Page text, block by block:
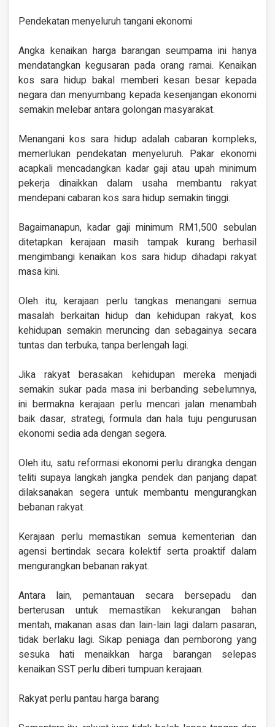
Pendekatan menyeluruh tangani ekonomi
Angka kenaikan harga barangan seumpama ini hanya
mendatangkan kegusaran pada orang ramai. Kenaikan
kos sara hidup bakal memberi kesan besar kepada
negara dan menyumbang kepada kesenjangan ekonomi
semakin melebar antara golongan masyarakat.
Menangani kos sara hidup adalah cabaran kompleks,
memerlukan pendekatan menyeluruh. Pakar ekonomi
acapkali mencadangkan kadar gaji atau upah minimum
pekerja dinaikkan dalam usaha membantu rakyat
mendepani cabaran kos sara hidup semakin tinggi.
Bagaimanapun, kadar gaji minimum RM1,500 sebulan
ditetapkan kerajaan masih tampak kurang berhasil
mengimbangi kenaikan kos sara hidup dihadapi rakyat
masa kini.
Oleh itu, kerajaan perlu tangkas menangani semua
masalah berkaitan hidup dan kehidupan rakyat, kos
kehidupan semakin meruncing dan sebagainya secara
tuntas dan terbuka, tanpa berlengah lagi.
Jika rakyat berasakan kehidupan mereka menjadi
semakin sukar pada masa ini berbanding sebelumnya,
ini bermakna kerajaan perlu mencari jalan menambah
baik dasar, strategi, formula dan hala tuju pengurusan
ekonomi sedia ada dengan segera.
Oleh itu, satu reformasi ekonomi perlu dirangka dengan
teliti supaya langkah jangka pendek dan panjang dapat
dilaksanakan segera untuk membantu mengurangkan
bebanan rakyat.
Kerajaan perlu memastikan semua kementerian dan
agensi bertindak secara kolektif serta proaktif dalam
mengurangkan bebanan rakyat.
Antara lain, pemantauan secara bersepadu dan
berterusan untuk memastikan kekurangan bahan
mentah, makanan asas dan lain-lain lagi dalam pasaran,
tidak berlaku lagi. Sikap peniaga dan pemborong yang
sesuka hati menaikkan harga barangan selepas
kenaikan SST perlu diberi tumpuan kerajaan.
Rakyat perlu pantau harga barang